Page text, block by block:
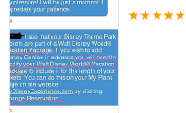
★★★★★